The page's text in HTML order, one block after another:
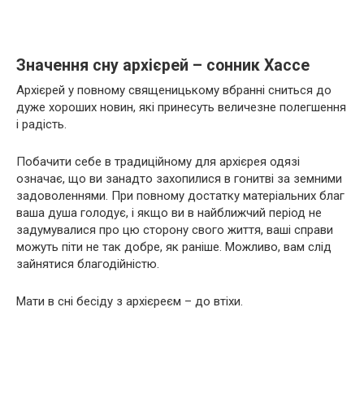
Значення сну архієрей – сонник Хассе
Архієрей у повному священицькому вбранні сниться до
дуже хороших новин, які принесуть величезне полегшення
і радість.
Побачити себе в традиційному для архієрея одязі
означає, що ви занадто захопилися в гонитві за земними
задоволеннями. При повному достатку матеріальних благ
ваша душа голодує, і якщо ви в найближчий період не
задумувалися про цю сторону свого життя, ваші справи
можуть піти не так добре, як раніше. Можливо, вам слід
зайнятися благодійністю.
Мати в сні бесіду з архієреєм – до втіхи.